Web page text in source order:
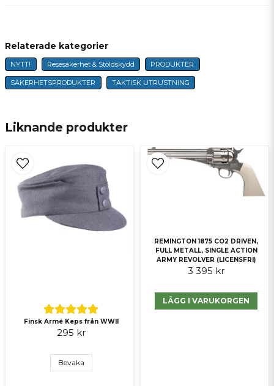
name
Namn
email
E-postadress
Ja, ni får publicera min fråga
Skicka fråga
Liknande produkter
Finsk Armé Keps från WWII
295 kr
Bevaka
REMINGTON 1875 CO2 DRIVEN,
FULL METALL, SINGLE ACTION
ARMY REVOLVER (LICENSFRI)
3 395 kr
LÄGG I VARUKORGEN
Relaterade kategorier
NYTT! Resesäkerhet & Stöldskydd PRODUKTER
SÄKERHETSPRODUKTER TAKTISK UTRUSTNING